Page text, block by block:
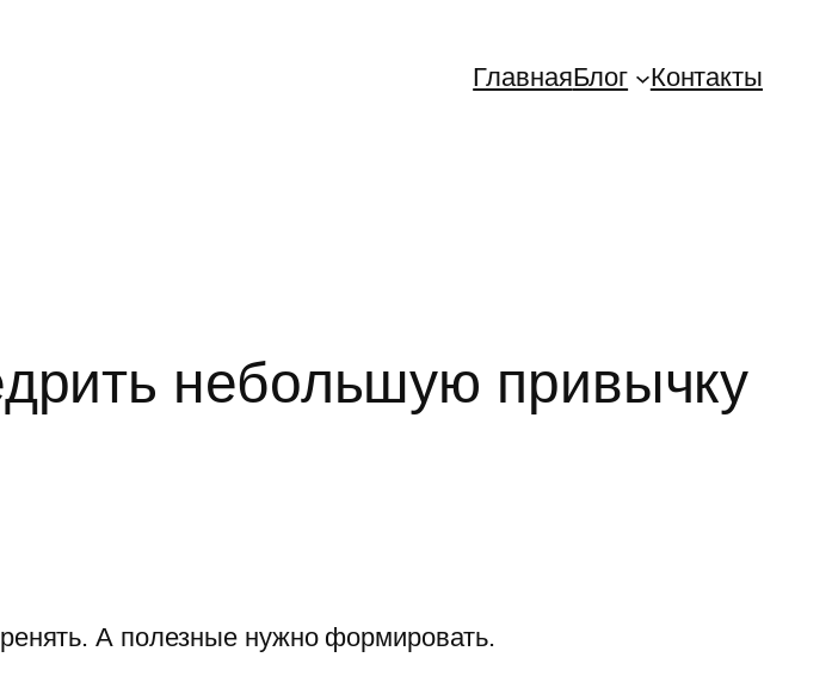
ГлавнаяБлог Контакты
небольшую привычку
А полезные нужно формировать.